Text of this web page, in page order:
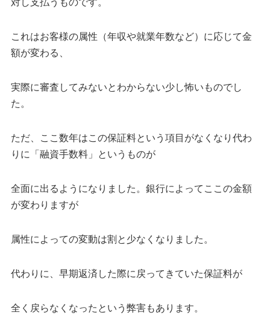
これはお客様の属性（年収や就業年数など）に応じて金
額が変わる、
実際に審査してみないとわからない少し怖いものでし
た。
ただ、ここ数年はこの保証料という項目がなくなり代わ
りに「融資手数料」というものが
全面に出るようになりました。銀行によってここの金額
が変わりますが
属性によっての変動は割と少なくなりました。
代わりに、早期返済した際に戻ってきていた保証料が
全く戻らなくなったという弊害もあります。